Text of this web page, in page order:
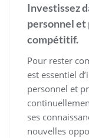
Investissez
personnel
compétitif.
Pour rester
est essentiel
personnel et
ses
nouvelles